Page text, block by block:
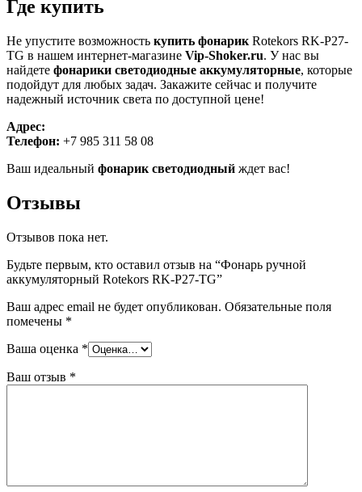
Где купить
Не упустите возможность купить фонарик Rotekors RK-P27-
TG в нашем интернет-магазине Vip-Shoker.ru. У нас вы
найдете фонарики светодиодные аккумуляторные, которые
подойдут для любых задач. Закажите сейчас и получите
надежный источник света по доступной цене!
Адрес:
Телефон: +7 985 311 58 08
Ваш идеальный фонарик светодиодный ждет вас!
Отзывы
Отзывов пока нет.
Будьте первым, кто оставил отзыв на “Фонарь ручной
аккумуляторный Rotekors RK-P27-TG”
Ваш адрес email не будет опубликован. Обязательные поля
помечены *
Ваша оценка *
Ваш отзыв *